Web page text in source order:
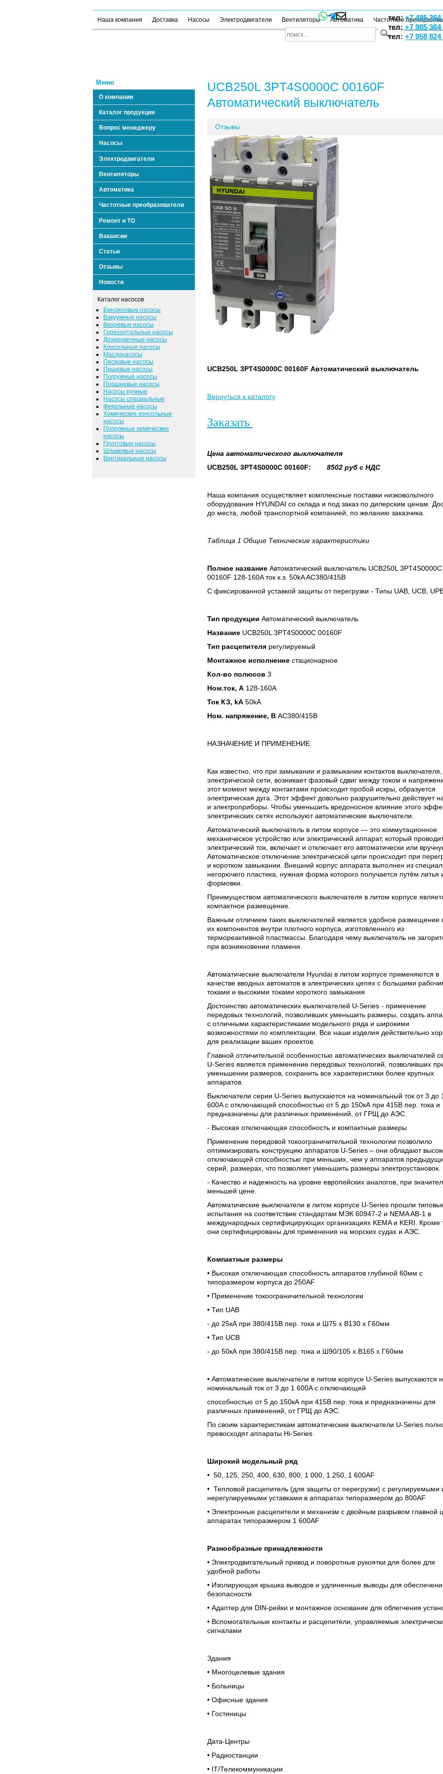
тел:+7 495 364
тел:+7 985 364
тел: +7 958 824
Наша компания Доставка Насосы Электродвигатели Вентиляторы Автоматика Частотные
Меню
О компании
Каталог продукции
Вопрос менеджеру
Насосы
Электродвигатели
Вентиляторы
Автоматика
Частотные преобразователи
Ремонт и ТО
Вакансии
Статьи
Отзывы
Новости
Каталог насосов
Бензиновые насосы
Вакуумные насосы
Вихревые насосы
Горизонтальные насосы
Дозировочные насосы
Консольные насосы
Маслонасосы
Песковые насосы
Пищевые насосы
Погружные насосы
Поршневые насосы
Насосы ручные
Насосы специальные
Фекальные насосы
Химические консольные
насосы
Погружные химические
насосы
Грунтовые насосы
Шламовые насосы
Вертикальные насосы
UCB250L 3PT4S0000C 00160F
Автоматический выключатель
Отзывы
UCB250L 3PT4S0000C 00160F Автоматический выключатель
Вернуться к каталогу
Заказать
Цена автоматического выключателя
UCB250L 3PT4S0000C 00160F: 8502 руб с НДС
Наша компания осуществляет комплексные поставки низковольтного
оборудования HYUNDAI со склада и под заказ по дилерским ценам.
до места, любой транспортной компанией, по желанию заказчика.
Таблица 1 Общие Технические характеристики
Полное названиеАвтоматический выключатель UCB250L 3PT4S0000C
00160F 128-160A ток к.з. 50kA AC380/415В
С фиксированной уставкой защиты от перегрузки - Типы UAB, UCB,
Тип продукции Автоматический выключатель
НазваниеUCB250L 3PT4S0000C 00160F
Тип расцепителярегулируемый
Монтажное исполнениестационарное
Кол-во полюсов 3
Ном.ток, А128-160A
Ток КЗ, kA50kA
Ном. напряжение, В AC380/415В
НАЗНАЧЕНИЕ И ПРИМЕНЕНИЕ
Как известно, что при замыкании и размыкании контактов выключателя,
электрической сети, возникает фазовый сдвиг между током и
этот момент между контактами происходит пробой искры, образуется
электрическая дуга. Этот эффект довольно разрушительно действует
и электроприборы. Чтобы уменьшить вредоносное влияние этого
электрических сетях используют автоматические выключатели.
Автоматический выключатель в литом корпусе — это коммутационное
механическое устройство или электрический аппарат, который
электрический ток, включает и отключает его автоматически или
Автоматическое отключение электрической цепи происходит при
и коротком замыкании. Внешний корпус аппарата выполнен из
негорючего пластика, нужная форма которого получается путём литья
формовки.
Преимуществом автоматического выключателя в литом корпусе
компактное размещение.
Важным отличием таких выключателей является удобное размещение
их компонентов внутри плотного корпуса, изготовленного из
термореактивной пластмассы. Благодаря чему выключатель не
при возникновении пламени.
Автоматические выключатели Hyundai в литом корпусе применяются в
качестве вводных автоматов в электрических цепях с большими
токами и высокими токами короткого замыкания
Достоинство автоматических выключателей U-Series - применение
передовых технологий, позволивших уменьшить размеры, создать
с отличными характеристиками модельного ряда и широкими
возможностями по комплектации. Все наши изделия действительно
для реализации ваших проектов.
Главной отличительной особенностью автоматических выключателей
U-Series является применение передовых технологий, позволивших
уменьшении размеров, сохранить все характеристики более крупных
аппаратов.
Выключатели серии U-Series выпускаются на номинальный ток от 3 до 1
600A с отключающей способностью от 5 до 150кА при 415В пер. тока и
предназначены для различных применений, от ГРЩ до АЭС.
- Высокая отключающая способность и компактные размеры
Применение передовой токоограничительной технологии позволило
оптимизировать конструкцию аппаратов U-Series – они обладают
отключающей способностью при меньших, чем у аппаратов
серий, размерах, что позволяет уменьшить размеры электроустановок.
- Качество и надежность на уровне европейских аналогов, при
меньшей цене.
Автоматические выключатели в литом корпусе U-Series прошли
испытания на соответствие стандартам МЭК 60947-2 и NEMA AB-1 в
международных сертифицирующих организациях KEMA и KERI. Кроме
они сертифицированы для применения на морских судах и АЭС.
Компактные размеры
• Высокая отключающая способность аппаратов глубиной 60мм с
типоразмером корпуса до 250AF
• Применение токоограничительной технологии
• Тип UAB
- до 25кА при 380/415В пер. тока и Ш75 х В130 х Г60мм
• Тип UCB
- до 50кА при 380/415В пер. тока и Ш90/105 х В165 х Г60мм
• Автоматические выключатели в литом корпусе U-Series выпускаются
номинальный ток от 3 до 1 600A с отключающей
способностью от 5 до 150кА при 415В пер. тока и предназначены для
различных применений, от ГРЩ до АЭС.
По своим характеристикам автоматические выключатели U-Series
превосходят аппараты Hi-Series
Широкий модельный ряд
• 50, 125, 250, 400, 630, 800, 1 000, 1 250, 1 600AF
• Тепловой расцепитель (для защиты от перегрузки) с регулируемыми
нерегулируемыми уставками в аппаратах типоразмером до 800AF
• Электронные расцепители и механизм с двойным разрывом главной
аппаратах типоразмером 1 600AF
Разнообразные принадлежности
• Электродвигательный привод и поворотные рукоятки для более для
удобной работы
• Изолирующая крышка выводов и удлиненные выводы для
безопасности
• Адаптер для DIN-рейки и монтажное основание для облегчения
• Вспомогательные контакты и расцепители, управляемые
сигналами
Здания
• Многоцелевые здания
• Больницы
• Офисные здания
• Гостиницы
Дата-Центры
• Радиостанции
• IT/Телекоммуникации